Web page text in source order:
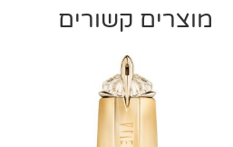
מוצרים קשורים